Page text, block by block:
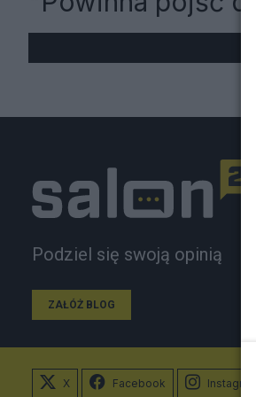
Podziel się swoją opinią
ZAŁÓŻ BLOG
X Facebook Instagram